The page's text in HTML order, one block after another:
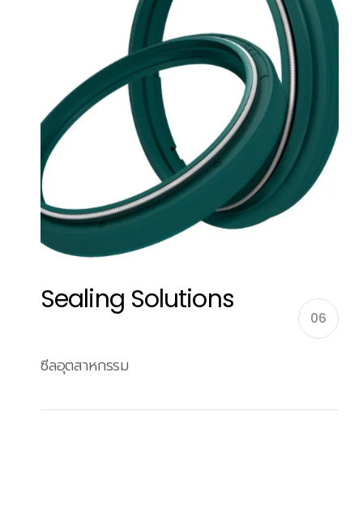
Sealing Solutions
06
ซีลอุตสาหกรรม